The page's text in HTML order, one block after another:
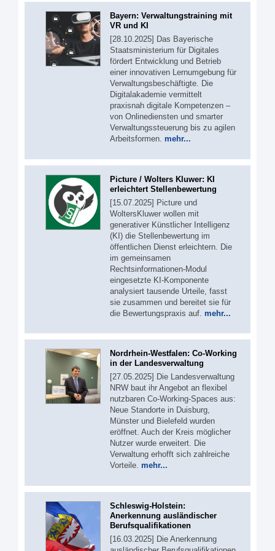
Bayern: Verwaltungstraining mit
VR und KI
[28.10.2025] Das Bayerische
Staatsministerium für Digitales
fördert Entwicklung und Betrieb
einer innovativen Lernumgebung für
Verwaltungsbeschäftigte. Die
Digitalakademie vermittelt
praxisnah digitale Kompetenzen –
von Onlinediensten und smarter
Verwaltungssteuerung bis zu agilen
Arbeitsformen. mehr...
Picture / Wolters Kluwer: KI
erleichtert Stellenbewertung
[15.07.2025] Picture und
WoltersKluwer wollen mit
generativer Künstlicher Intelligenz
(KI) die Stellenbewertung im
öffentlichen Dienst erleichtern. Die
im gemeinsamen
Rechtsinformationen-Modul
eingesetzte KI-Komponente
analysiert tausende Urteile, fasst
sie zusammen und bereitet sie für
die Bewertungspraxis auf. mehr...
Nordrhein-Westfalen: Co-Working
in der Landesverwaltung
[27.05.2025] Die Landesverwaltung
NRW baut ihr Angebot an flexibel
nutzbaren Co-Working-Spaces aus:
Neue Standorte in Duisburg,
Münster und Bielefeld wurden
eröffnet. Auch der Kreis möglicher
Nutzer wurde erweitert. Die
Verwaltung erhofft sich zahlreiche
Vorteile. mehr...
Schleswig-Holstein:
Anerkennung ausländischer
Berufsqualifikationen
[16.03.2025] Die Anerkennung